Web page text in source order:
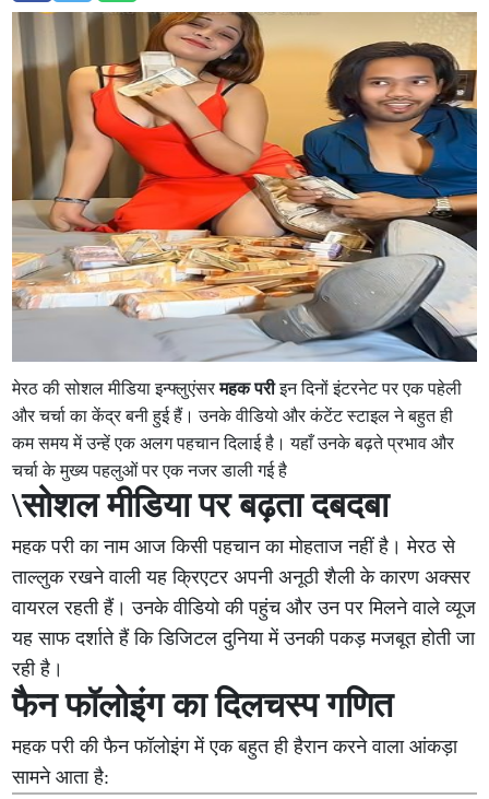
मेरठ की सोशल मीडिया इन्फ्लुएंसरमहक परीइन दिनों इंटरनेट पर एक पहेली
और चर्चा का केंद्र बनी हुई हैं। उनके वीडियो और कंटेंट स्टाइल ने बहुत ही
कम समय में उन्हें एक अलग पहचान दिलाई है। यहाँ उनके बढ़ते प्रभाव और
चर्चा के मुख्य पहलुओं पर एक नजर डाली गई है
\सोशल मीडिया पर बढ़ता दबदबा
महक परी का नाम आज किसी पहचान का मोहताज नहीं है। मेरठ से
ताल्लुक रखने वाली यह क्रिएटर अपनी अनूठी शैली के कारण अक्सर
वायरल रहती हैं। उनके वीडियो की पहुंच और उन पर मिलने वाले व्यूज
यह साफ दर्शाते हैं कि डिजिटल दुनिया में उनकी पकड़ मजबूत होती जा
रही है।
फैन फॉलोइंग का दिलचस्प गणित
महक परी की फैन फॉलोइंग में एक बहुत ही हैरान करने वाला आंकड़ा
सामने आता है: